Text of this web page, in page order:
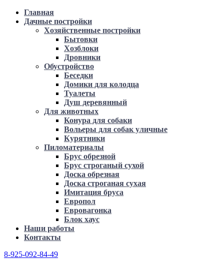
Главная
Дачные постройки
Хозяйственные постройки
Бытовки
Хозблоки
Дровники
Обустройство
Беседки
Домики для колодца
Туалеты
Душ деревянный
Для животных
Конура для собаки
Вольеры для собак уличные
Курятники
Пиломатериалы
Брус обрезной
Брус строганый сухой
Доска обрезная
Доска строганая сухая
Имитация бруса
Европол
Евровагонка
Блок хаус
Наши работы
Контакты
8-925-092-84-49